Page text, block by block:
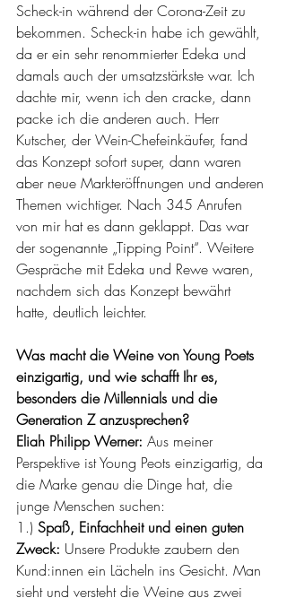
Scheck-in während der Corona-Zeit zu
bekommen. Scheck-in habe ich gewählt,
da er ein sehr renommierter Edeka und
damals auch der umsatzstärkste war. Ich
dachte mir, wenn ich den cracke, dann
packe ich die anderen auch. Herr
Kutscher, der Wein-Chefeinkäufer, fand
das Konzept sofort super, dann waren
aber neue Markteröffnungen und anderen
Themen wichtiger. Nach 345 Anrufen
von mir hat es dann geklappt. Das war
der sogenannte „Tipping Point“. Weitere
Gespräche mit Edeka und Rewe waren,
nachdem sich das Konzept bewährt
hatte, deutlich leichter.
Was macht die Weine von Young Poets
einzigartig, und wie schafft Ihr es,
besonders die Millennials und die
Generation Z anzusprechen?
Eliah Philipp Werner: Aus meiner
Perspektive ist Young Peots einzigartig, da
die Marke genau die Dinge hat, die
junge Menschen suchen:
1.) Spaß, Einfachheit und einen guten
Zweck: Unsere Produkte zaubern den
Kund:innen ein Lächeln ins Gesicht. Man
sieht und versteht die Weine aus zwei